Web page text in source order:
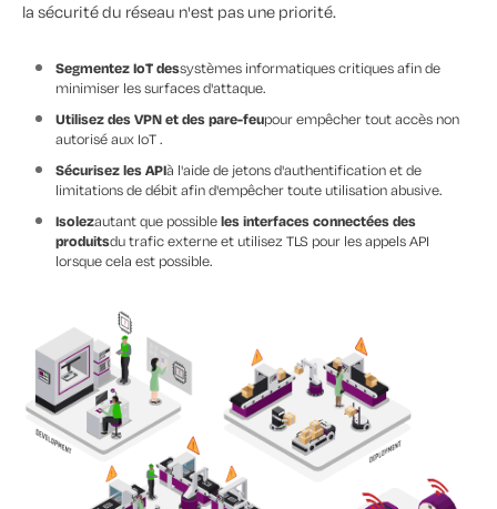
la sécurité du réseau n'est pas une priorité.
Segmentez IoT dessystèmes informatiques critiques afin de
minimiser les surfaces d'attaque.
Utilisez des VPN et des pare-feupour empêcher tout accès non
autorisé aux IoT .
Sécurisez les APIà l'aide de jetons d'authentification et de
limitations de débit afin d'empêcher toute utilisation abusive.
Isolezautant que possibleles interfaces connectées des
produitsdu trafic externe et utilisez TLS pour les appels API
lorsque cela est possible.